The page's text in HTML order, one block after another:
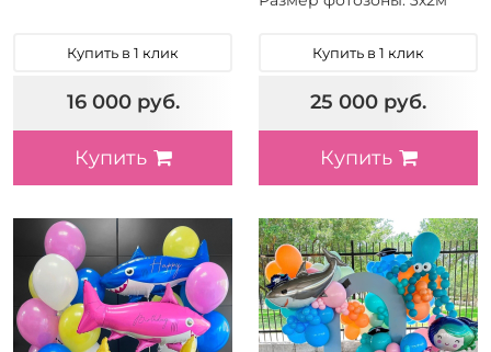
Купить в 1 клик
16 000 руб.
Купить
Купить в 1 клик
25 000 руб.
Купить